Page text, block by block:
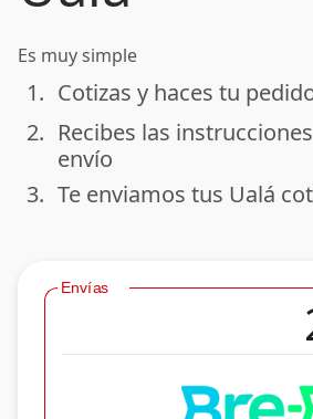
Es muy simple
done
1. Cotizas y haces tu
done
2. Recibes las
envío
done
3. Te enviamos tus Ualá
Envías